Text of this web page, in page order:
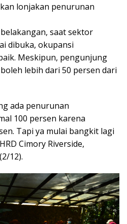
lonjakan penurunan
saat sektor
dibuka, okupansi
Meskipun, pengunjung
lebih dari 50 persen dari
ada penurunan
100 persen karena
Tapi ya mulai bangkit lagi
Cimory Riverside,
12).